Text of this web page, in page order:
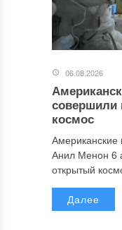
06.08.2026
космос
Анил Менон 6
открытый
Далее